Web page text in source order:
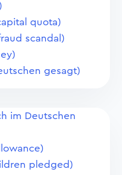
quota)
scandal)
gesagt)
im Deutschen
pledged)